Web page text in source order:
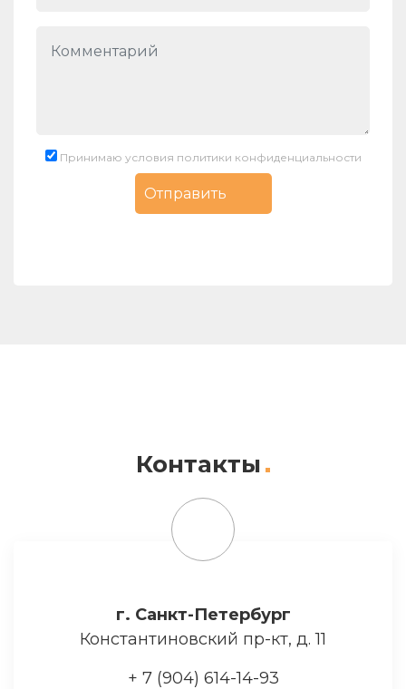
Принимаю условия политики конфиденциальности
Контакты
г. Санкт-Петербург
Константиновский пр-кт, д. 11
+ 7 (904) 614-14-93